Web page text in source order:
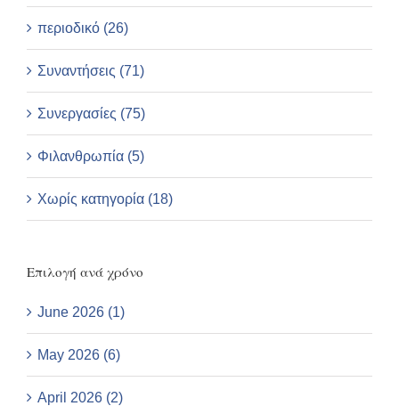
περιοδικό (26)
Συναντήσεις (71)
Συνεργασίες (75)
Φιλανθρωπία (5)
Χωρίς κατηγορία (18)
Επιλογή ανά χρόνο
June 2026 (1)
May 2026 (6)
April 2026 (2)